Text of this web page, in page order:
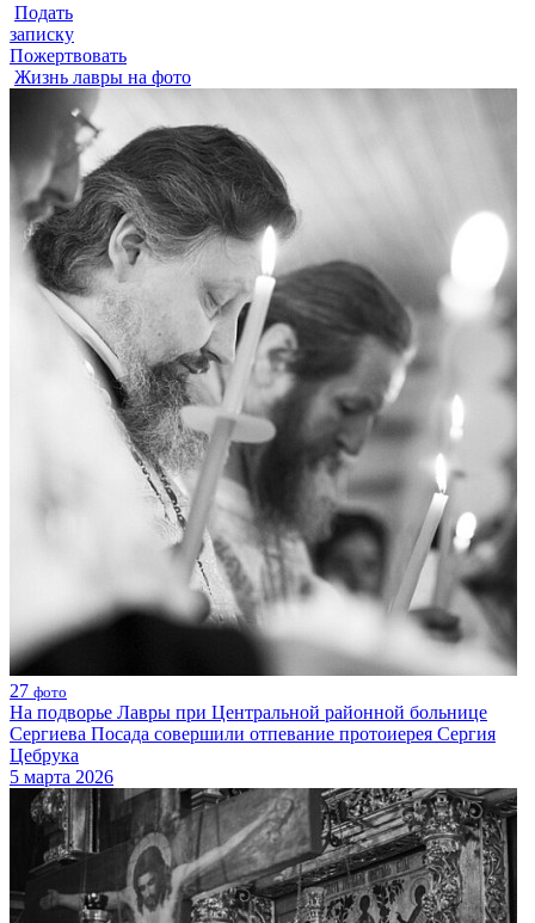
Подать
записку
Пожертвовать
Жизнь лавры на фото
27 фото
На подворье Лавры при Центральной районной больнице
Сергиева Посада совершили отпевание протоиерея Сергия
Цебрука
5 марта 2026